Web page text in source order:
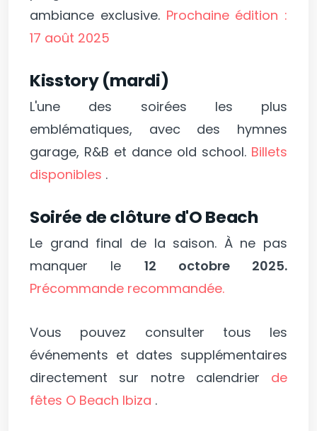
ambiance exclusive. Prochaine édition :
17 août 2025
Kisstory (mardi)
L'une des soirées les plus
emblématiques, avec des hymnes
garage, R&B et dance old school. Billets
disponibles .
Soirée de clôture d'O Beach
Le grand final de la saison. À ne pas
manquer le 12 octobre 2025.
Précommande recommandée.
Vous pouvez consulter tous les
événements et dates supplémentaires
directement sur notre calendrier de
fêtes O Beach Ibiza .